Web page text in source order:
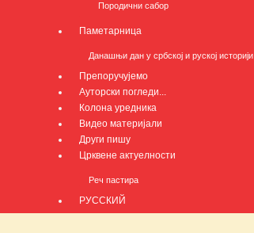
Породични сабор
Паметарница
Данашњи дан у србској и руској историји
Препоручујемо
Ауторски погледи...
Колона уредника
Видео материјали
Други пишу
Црквене актуелности
Реч пастира
РУССКИЙ